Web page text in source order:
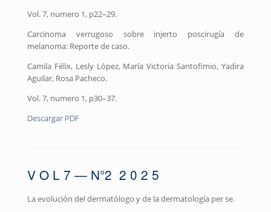
Vol. 7, numero 1, p22–29.
Carcinoma verrugoso sobre injerto poscirugía de
melanoma: Reporte de caso.
Camila Félix, Lesly López, María Victoria Santofimio, Yadira
Aguilar, Rosa Pacheco.
Vol. 7, numero 1, p30–37.
Descargar PDF
V O L 7 — N°2 2 0 2 5
La evolución del dermatólogo y de la dermatología per se.